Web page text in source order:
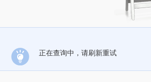
正在查询中，请刷新重试